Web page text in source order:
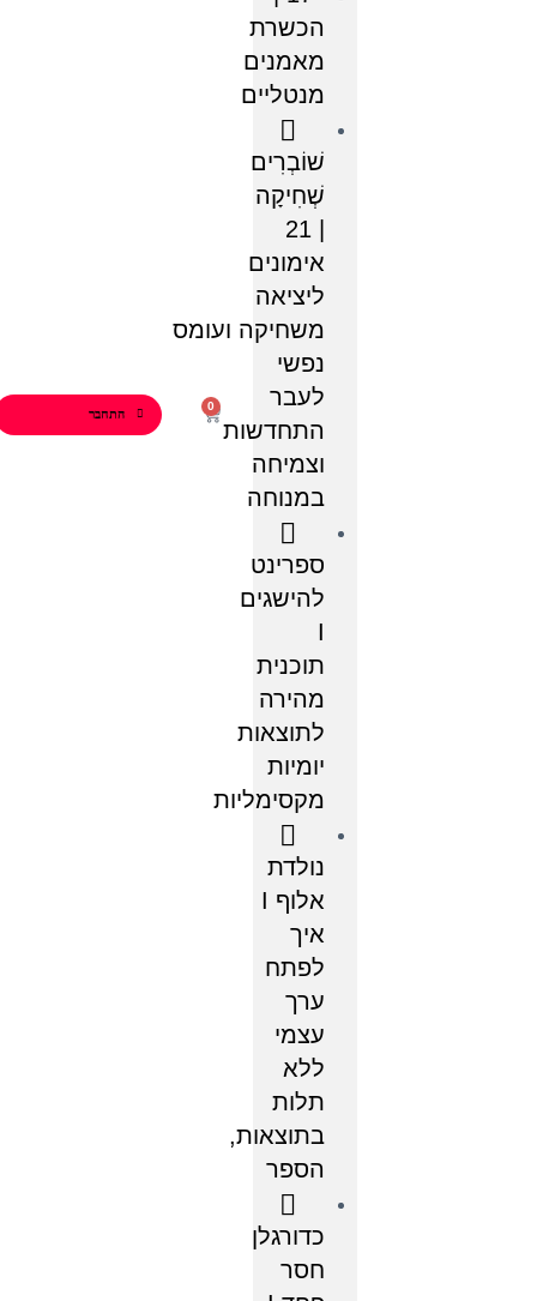
הכשרת
מאמנים
מנטליים
שׁוֹבְרִים
שְׁחִיקָה
| 21
אימונים
ליציאה
משחיקה ועומס
נפשי
לעבר
התחדשות
וצמיחה
במנוחה
ספרינט
להישגים
תוכנית
מהירה
לתוצאות
יומיות
מקסימליות
נולדת
איך
לפתח
ערך
עצמי
ללא
תלות
בתוצאות,
הספר
כדורגלן
חסר
0
התחבר